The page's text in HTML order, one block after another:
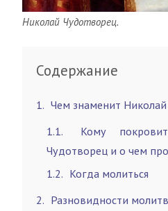
Николай Чудотворец.
Содержание
1
Чем знаменит
1.1
Кому
Чудотворец и о чем
1.2
Когда молиться
2
Разновидности молитв